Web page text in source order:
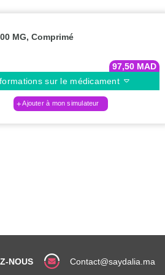
MG, Comprimé
97,50 MAD
sur le médicament
Ajouter à mon simulateur
NOUS Contact@saydalia.ma